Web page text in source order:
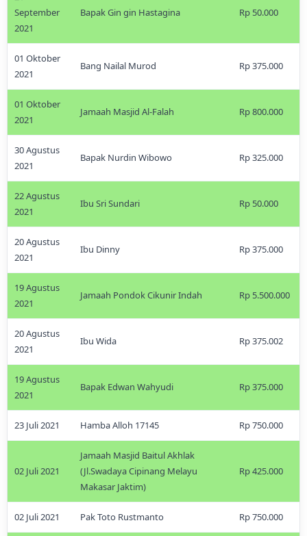
September
2021
Bapak Gin gin Hastagina Rp 50.000
01 Oktober
2021
Bang Nailal Murod Rp 375.000
01 Oktober
2021
Jamaah Masjid Al-Falah Rp 800.000
30 Agustus
2021
Bapak Nurdin Wibowo Rp 325.000
22 Agustus
2021
Ibu Sri Sundari Rp 50.000
20 Agustus
2021
Ibu Dinny Rp 375.000
19 Agustus
2021
Jamaah Pondok Cikunir Indah Rp 5.500.000
20 Agustus
2021
Ibu Wida Rp 375.002
19 Agustus
2021
Bapak Edwan Wahyudi Rp 375.000
23 Juli 2021 Hamba Alloh 17145 Rp 750.000
02 Juli 2021
Jamaah Masjid Baitul Akhlak
(Jl.Swadaya Cipinang Melayu
Makasar Jaktim)
Rp 425.000
02 Juli 2021 Pak Toto Rustmanto Rp 750.000